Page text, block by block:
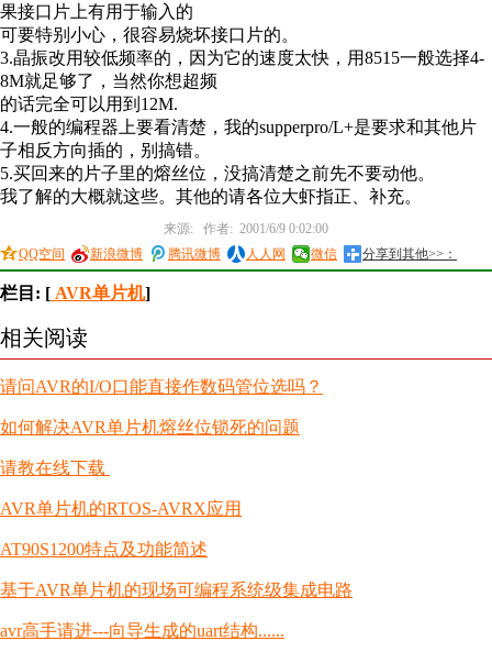
果接口片上有用于输入的
可要特别小心，很容易烧坏接口片的。
3.晶振改用较低频率的，因为它的速度太快，用8515一般选择4-
8M就足够了，当然你想超频
的话完全可以用到12M.
4.一般的编程器上要看清楚，我的supperpro/L+是要求和其他片
子相反方向插的，别搞错。
5.买回来的片子里的熔丝位，没搞清楚之前先不要动他。
我了解的大概就这些。其他的请各位大虾指正、补充。
来源: 作者: 2001/6/9 0:02:00
QQ空间
新浪微博 腾讯微博 人人网 微信 分享到其他>>：
栏目: [ AVR单片机]
相关阅读
请问AVR的I/O口能直接作数码管位选吗？
如何解决AVR单片机熔丝位锁死的问题
请教在线下载
AVR单片机的RTOS-AVRX应用
AT90S1200特点及功能简述
基于AVR单片机的现场可编程系统级集成电路
avr高手请进---向导生成的uart结构......